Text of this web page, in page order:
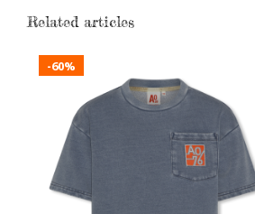
Related articles
-60%